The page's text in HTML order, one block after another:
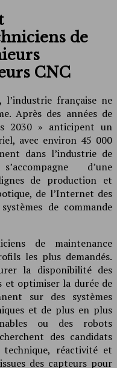
de
CNC
l’industrie française ne
Après des années de
2030 » anticipent un
avec environ 45 000
dans l’industrie de
d’une
de production et
de l’Internet des
de commande
de maintenance
les plus demandés.
la disponibilité des
et optimiser la durée de
sur des systèmes
et de plus en plus
ou des robots
des candidats
technique, réactivité et
des capteurs pour